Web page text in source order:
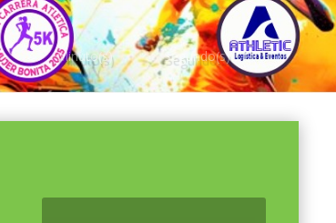
Minuto(s) Segundo(s)